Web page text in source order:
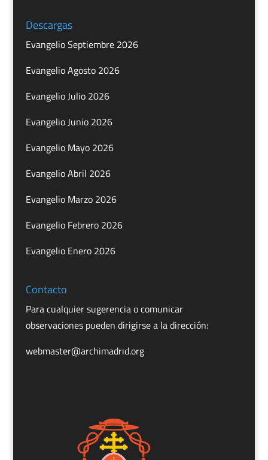
Descargas
Evangelio Septiembre 2026
Evangelio Agosto 2026
Evangelio Julio 2026
Evangelio Junio 2026
Evangelio Mayo 2026
Evangelio Abril 2026
Evangelio Marzo 2026
Evangelio Febrero 2026
Evangelio Enero 2026
Contacto
Para cualquier sugerencia o comunicar
observaciones pueden dirigirse a la dirección:
webmaster@archimadrid.org